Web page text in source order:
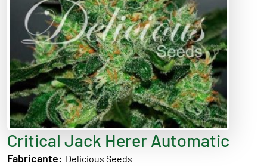
Critical Jack Herer Automatic
Fabricante: Delicious Seeds